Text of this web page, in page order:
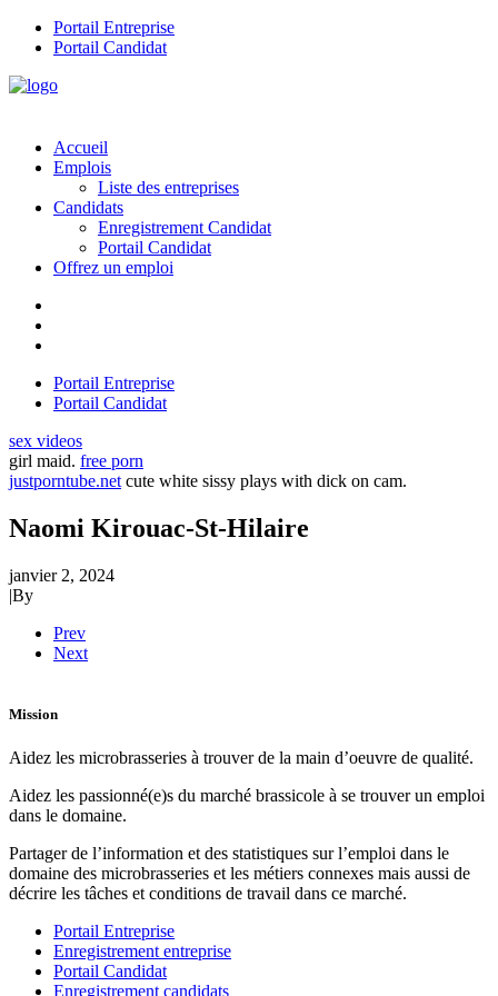
Portail Entreprise
Portail Candidat
Accueil
Emplois
Liste des entreprises
Candidats
Enregistrement Candidat
Portail Candidat
Offrez un emploi
Portail Entreprise
Portail Candidat
sex videos
girl maid. free porn
justporntube.net cute white sissy plays with dick on cam.
Naomi Kirouac-St-Hilaire
janvier 2, 2024
|By
Prev
Next
Mission
Aidez les microbrasseries à trouver de la main d’oeuvre de qualité.
Aidez les passionné(e)s du marché brassicole à se trouver un emploi
dans le domaine.
Partager de l’information et des statistiques sur l’emploi dans le
domaine des microbrasseries et les métiers connexes mais aussi de
décrire les tâches et conditions de travail dans ce marché.
Portail Entreprise
Enregistrement entreprise
Portail Candidat
Enregistrement candidats